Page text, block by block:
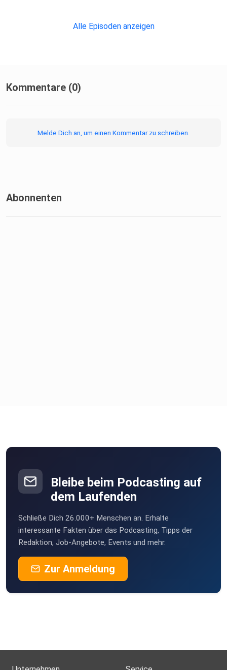
Alle Episoden anzeigen
Kommentare (0)
Melde Dich an, um einen Kommentar zu schreiben.
Abonnenten
Bleibe beim Podcasting auf
dem Laufenden
Schließe Dich 26.000+ Menschen an. Erhalte
interessante Fakten über das Podcasting, Tipps der
Redaktion, Job-Angebote, Events und mehr.
Zur Anmeldung